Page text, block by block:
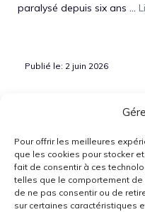
Pour offrir les meilleures
que les cookies pour stocker
fait de consentir à ces
telles que le comportement de
de ne pas consentir ou de
sur certaines caractéristiques
paralysé depuis six ans ...
Publié le: 2 juin 2026
Politique de cookies (UE)
Politique